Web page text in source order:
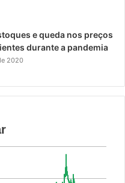
e queda nos preços
durante a pandemia
2020